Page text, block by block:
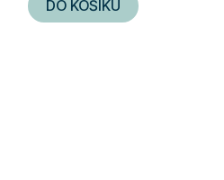
DO KOŠÍKU